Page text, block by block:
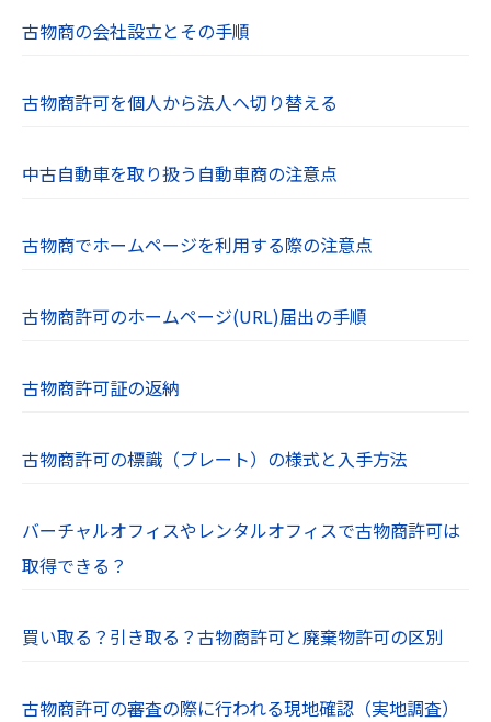
古物商の会社設立とその手順
古物商許可を個人から法人へ切り替える
中古自動車を取り扱う自動車商の注意点
古物商でホームページを利用する際の注意点
古物商許可のホームページ(URL)届出の手順
古物商許可証の返納
古物商許可の標識（プレート）の様式と入手方法
バーチャルオフィスやレンタルオフィスで古物商許可は
取得できる？
買い取る？引き取る？古物商許可と廃棄物許可の区別
古物商許可の審査の際に行われる現地確認（実地調査）